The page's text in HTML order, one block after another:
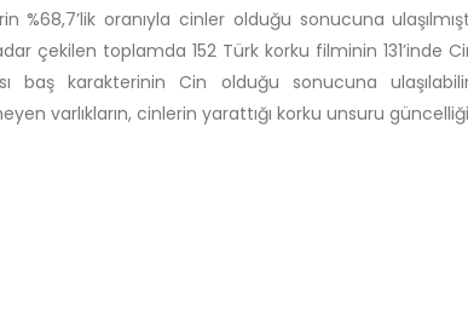
%68,7’lik oranıyla cinler olduğu sonucuna
çekilen toplamda 152 Türk korku filminin 131’inde
baş karakterinin Cin olduğu sonucuna
varlıkların, cinlerin yarattığı korku unsuru